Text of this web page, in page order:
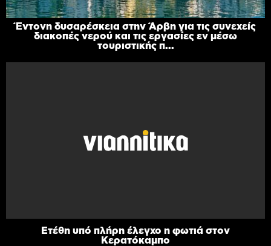
Έντονη δυσαρέσκεια στην Άρβη για τις συνεχείς
διακοπές νερού και τις εργασίες εν μέσω
τουριστικής π...
Ετέθη υπό πλήρη έλεγχο η φωτιά στον
Κερατόκαμπο